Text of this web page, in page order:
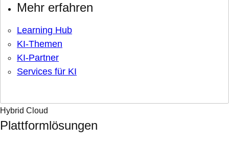
Mehr erfahren
Learning Hub
KI-Themen
KI-Partner
Services für KI
Hybrid Cloud
Plattformlösungen